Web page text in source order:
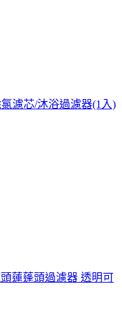
濾芯/沐浴過濾器(1入)
蓮蓬頭過濾器 透明可